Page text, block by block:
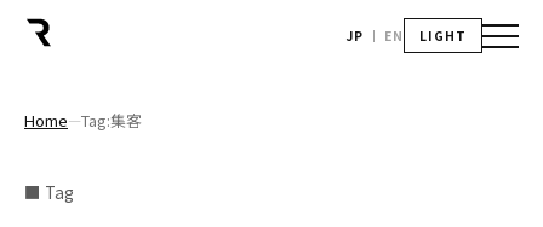
JP EN LIGHT
Home―Tag:集客
■ Tag